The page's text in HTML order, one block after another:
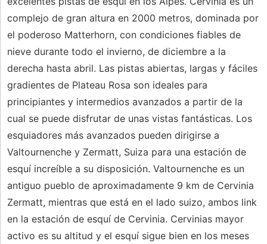
complejo de gran altura en 2000 metros, dominada por
el poderoso Matterhorn, con condiciones fiables de
nieve durante todo el invierno, de diciembre a la
derecha hasta abril. Las pistas abiertas, largas y fáciles
gradientes de Plateau Rosa son ideales para
principiantes y intermedios avanzados a partir de la
cual se puede disfrutar de unas vistas fantásticas. Los
esquiadores más avanzados pueden dirigirse a
Valtournenche y Zermatt, Suiza para una estación de
esquí increíble a su disposición. Valtournenche es un
antiguo pueblo de aproximadamente 9 km de Cervinia
Zermatt, mientras que está en el lado suizo, ambos link
en la estación de esquí de Cervinia. Cervinias mayor
activo es su altitud y el esquí sigue bien en los meses